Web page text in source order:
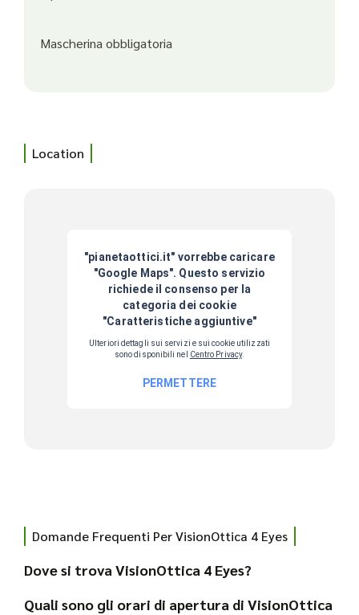
Mascherina obbligatoria
Location
Domande Frequenti Per VisionOttica 4 Eyes
Dove si trova VisionOttica 4 Eyes?
Quali sono gli orari di apertura di VisionOttica